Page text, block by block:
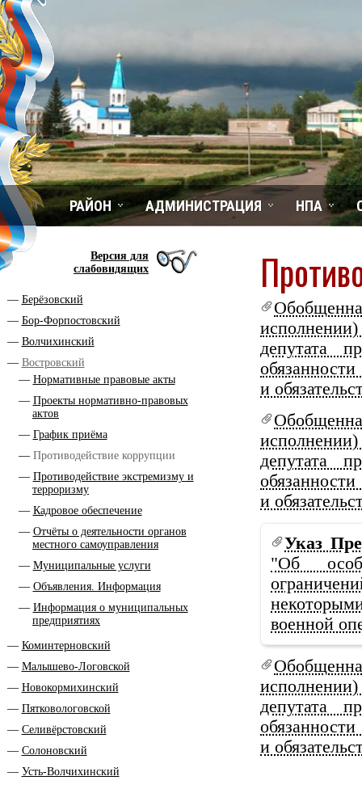
РАЙОН АДМИНИСТРАЦИЯ НПА
Версия для
слабовидящих
Берёзовский
Бор-Форпостовский
Волчихинский
Востровский
Нормативные правовые акты
Проекты нормативно-правовых
актов
График приёма
Противодействие коррупции
Противодействие экстремизму и
терроризму
Кадровое обеспечение
Отчёты о деятельности органов
местного самоуправления
Муниципальные услуги
Объявления. Информация
Информация о муниципальных
предприятиях
Коминтерновский
Малышево-Логовской
Новокормихинский
Пятковологовской
Селивёрстовский
Солоновский
Усть-Волчихинский
депутата
и
депутата
и
Указ
"Об
военной
депутата
и